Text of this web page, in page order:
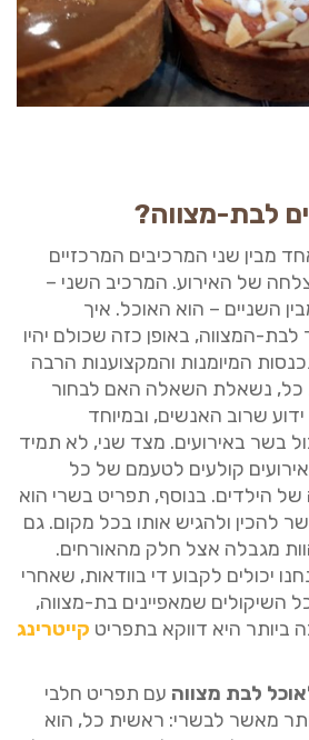
לבת-מצווה?
מבין שני המרכיבים המרכזיים
של האירוע. המרכיב השני –
השניים – הוא האוכל. איך
המצווה, באופן כזה שכולם יהיו
המיומנות והמקצוענות הרבה
כל, נשאלת השאלה האם לבחור
שרוב האנשים, ובמיוחד
בשר באירועים. מצד שני, לא תמיד
קולעים לטעמם של כל
של הילדים. בנוסף, תפריט בשרי הוא
להכין ולהגיש אותו בכל מקום. גם
מגבלה אצל חלק מהאורחים.
יכולים לקבוע די בוודאות, שאחרי
השיקולים שמאפיינים בת-מצווה,
ביותר היא דווקא בתפריט קייטרינג
לבת מצווה עם תפריט חלבי
מאשר לבשרי: ראשית כל, הוא